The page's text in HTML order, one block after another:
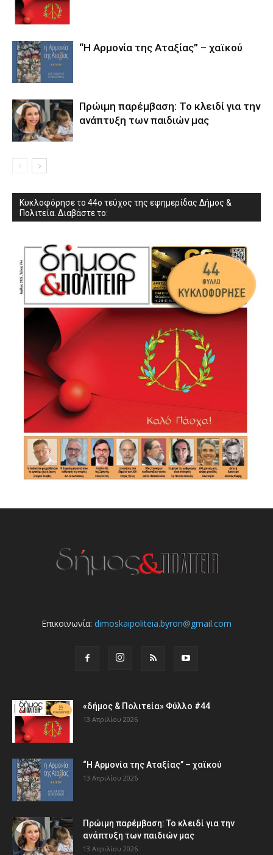
“Η Αρμονία της Αταξίας” – χαϊκού
Πρώιμη παρέμβαση: Το κλειδί για την
ανάπτυξη των παιδιών µας
Κυκλοφόρησε το 44ο τεύχος της εφημερίδας Δήμος &
Πολιτεία. Διαβάστε το:
Επικοινωνία: dimoskaipoliteia.byron@gmail.com
«δήμος & Πολιτεία» Φύλλο #44
13 Απριλίου 2026
“Η Αρμονία της Αταξίας” – χαϊκού
13 Απριλίου 2026
Πρώιμη παρέμβαση: Το κλειδί για την
ανάπτυξη των παιδιών µας
13 Απριλίου 2026